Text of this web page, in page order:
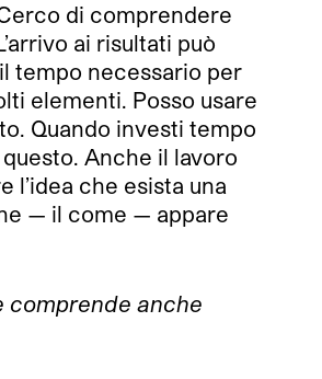
di comprendere
ai risultati può
tempo necessario per
elementi. Posso usare
Quando investi tempo
Anche il lavoro
l’idea che esista una
— il come — appare
comprende anche